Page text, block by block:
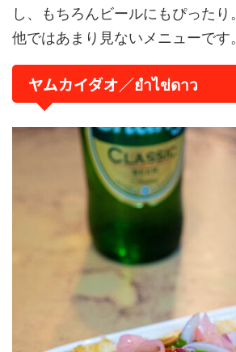
し、もちろんビールにもぴったり。
他ではあまり見ないメニューです。
ヤムカイダオ／ยำไข่ดาว